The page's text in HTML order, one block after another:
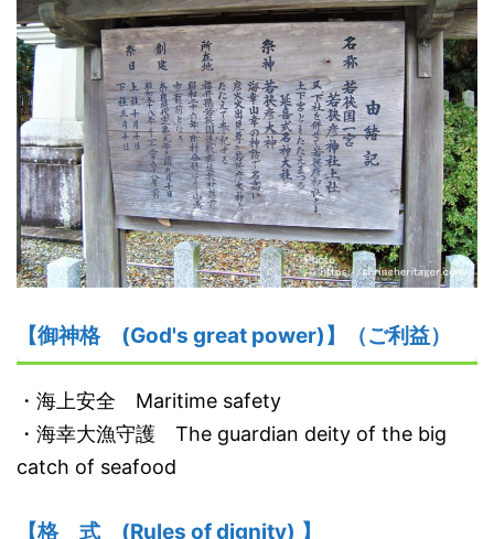
【御神格 (God's great power)】 （ご利益）
・海上安全 Maritime safety
・海幸大漁守護 The guardian deity of the big
catch of seafood
【格 式 (Rules of dignity) 】